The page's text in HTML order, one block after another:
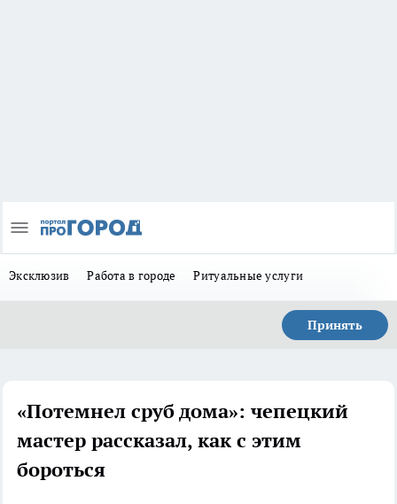
Эксклюзив Работа в городе Ритуальные услуги
Принять
«Потемнел сруб дома»: чепецкий
мастер рассказал, как с этим
бороться